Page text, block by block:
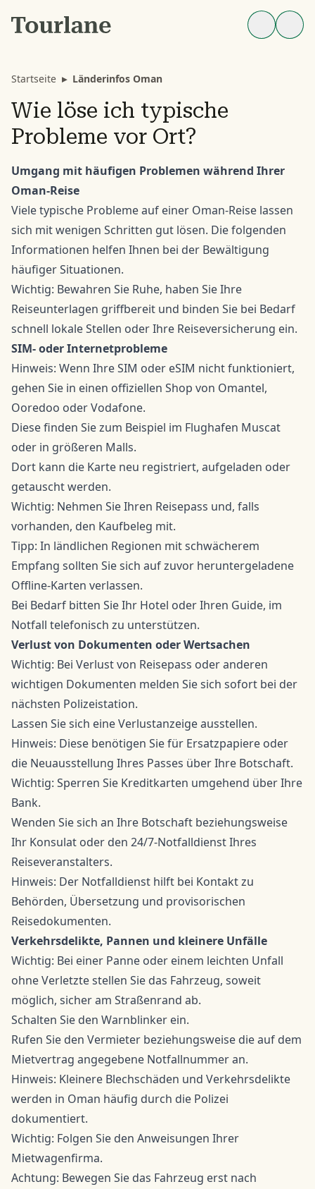
Startseite ▸ Länderinfos Oman
Wie löse ich typische
Probleme vor Ort?
Umgang mit häufigen Problemen während Ihrer
Oman-Reise
Viele typische Probleme auf einer Oman-Reise lassen
sich mit wenigen Schritten gut lösen. Die folgenden
Informationen helfen Ihnen bei der Bewältigung
häufiger Situationen.
Wichtig: Bewahren Sie Ruhe, haben Sie Ihre
Reiseunterlagen griffbereit und binden Sie bei Bedarf
schnell lokale Stellen oder Ihre Reiseversicherung ein.
SIM- oder Internetprobleme
Hinweis: Wenn Ihre SIM oder eSIM nicht funktioniert,
gehen Sie in einen offiziellen Shop von Omantel,
Ooredoo oder Vodafone.
Diese finden Sie zum Beispiel im Flughafen Muscat
oder in größeren Malls.
Dort kann die Karte neu registriert, aufgeladen oder
getauscht werden.
Wichtig: Nehmen Sie Ihren Reisepass und, falls
vorhanden, den Kaufbeleg mit.
Tipp: In ländlichen Regionen mit schwächerem
Empfang sollten Sie sich auf zuvor heruntergeladene
Offline-Karten verlassen.
Bei Bedarf bitten Sie Ihr Hotel oder Ihren Guide, im
Notfall telefonisch zu unterstützen.
Verlust von Dokumenten oder Wertsachen
Wichtig: Bei Verlust von Reisepass oder anderen
wichtigen Dokumenten melden Sie sich sofort bei der
nächsten Polizeistation.
Lassen Sie sich eine Verlustanzeige ausstellen.
Hinweis: Diese benötigen Sie für Ersatzpapiere oder
die Neuausstellung Ihres Passes über Ihre Botschaft.
Wichtig: Sperren Sie Kreditkarten umgehend über Ihre
Bank.
Wenden Sie sich an Ihre Botschaft beziehungsweise
Ihr Konsulat oder den 24/7-Notfalldienst Ihres
Reiseveranstalters.
Hinweis: Der Notfalldienst hilft bei Kontakt zu
Behörden, Übersetzung und provisorischen
Reisedokumenten.
Verkehrsdelikte, Pannen und kleinere Unfälle
Wichtig: Bei einer Panne oder einem leichten Unfall
ohne Verletzte stellen Sie das Fahrzeug, soweit
möglich, sicher am Straßenrand ab.
Schalten Sie den Warnblinker ein.
Rufen Sie den Vermieter beziehungsweise die auf dem
Mietvertrag angegebene Notfallnummer an.
Hinweis: Kleinere Blechschäden und Verkehrsdelikte
werden in Oman häufig durch die Polizei
dokumentiert.
Wichtig: Folgen Sie den Anweisungen Ihrer
Mietwagenfirma.
Achtung: Bewegen Sie das Fahrzeug erst nach